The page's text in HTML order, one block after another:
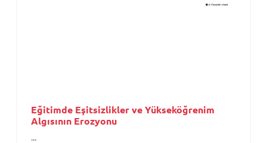
Eğitimde Eşitsizlikler ve Yükseköğrenim
Algısının Erozyonu
...